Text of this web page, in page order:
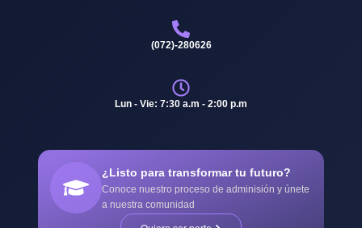
(072)-280626
Lun - Vie: 7:30 a.m - 2:00 p.m
¿Listo para transformar tu futuro?
Conoce nuestro proceso de adminisión y únete
a nuestra comunidad